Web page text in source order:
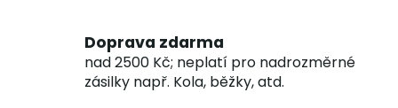
Doprava zdarma
nad 2500 Kč; neplatí pro nadrozměrné
zásilky např. Kola, běžky, atd.